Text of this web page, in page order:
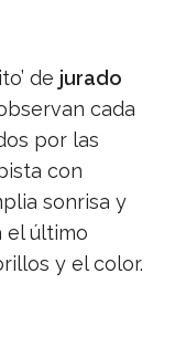
de jurado
cada
por las
con
sonrisa y
el último
y el color.